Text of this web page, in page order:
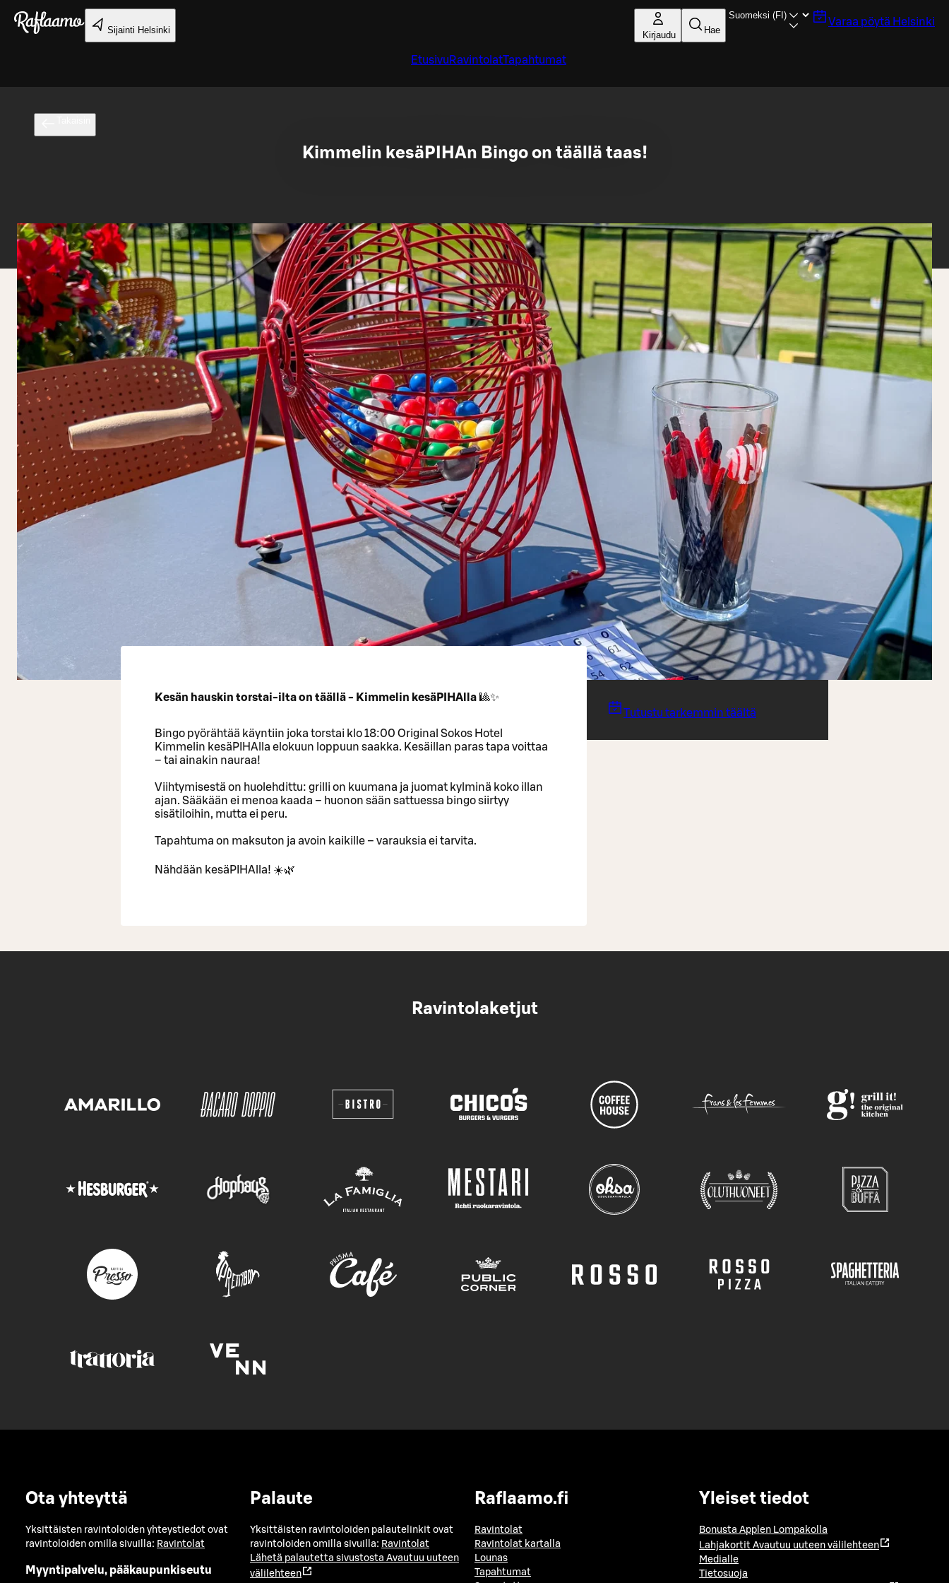
Siirry pääsisältöön
Sijainti Helsinki Kirjaudu Hae
Varaa pöytä Helsinki
Etusivu RavintolatTapahtumat
Kimmelin kesäPIHAn Bingo on täällä taas!
Kesän hauskin torstai-ilta on täällä - Kimmelin kesäPIHAlla 🎱✨
Bingo pyörähtää käyntiin joka torstai klo 18:00 Original Sokos Hotel
Kimmelin kesäPIHAlla elokuun loppuun saakka. Kesäillan paras tapa voittaa
– tai ainakin nauraa!
Viihtymisestä on huolehdittu: grilli on kuumana ja juomat kylminä koko illan
ajan. Sääkään ei menoa kaada – huonon sään sattuessa bingo siirtyy
sisätiloihin, mutta ei peru.
Tapahtuma on maksuton ja avoin kaikille – varauksia ei tarvita.
Nähdään kesäPIHAlla! ☀️🌿
Tutustu tarkemmin täältä
Ravintolaketjut
Ota yhteyttä
Yksittäisten ravintoloiden yhteystiedot ovat
ravintoloiden omilla sivuilla: Ravintolat
Myyntipalvelu, pääkaupunkiseutu
Palaute
Yksittäisten ravintoloiden palautelinkit ovat
ravintoloiden omilla sivuilla: Ravintolat
Lähetä palautetta sivustosta Avautuu uuteen
välilehteen
Raflaamo.fi
Ravintolat
Ravintolat kartalla
Lounas
Tapahtumat
Yleiset tiedot
Bonusta Applen Lompakolla
Lahjakortit Avautuu uuteen välilehteen
Medialle
Tietosuoja